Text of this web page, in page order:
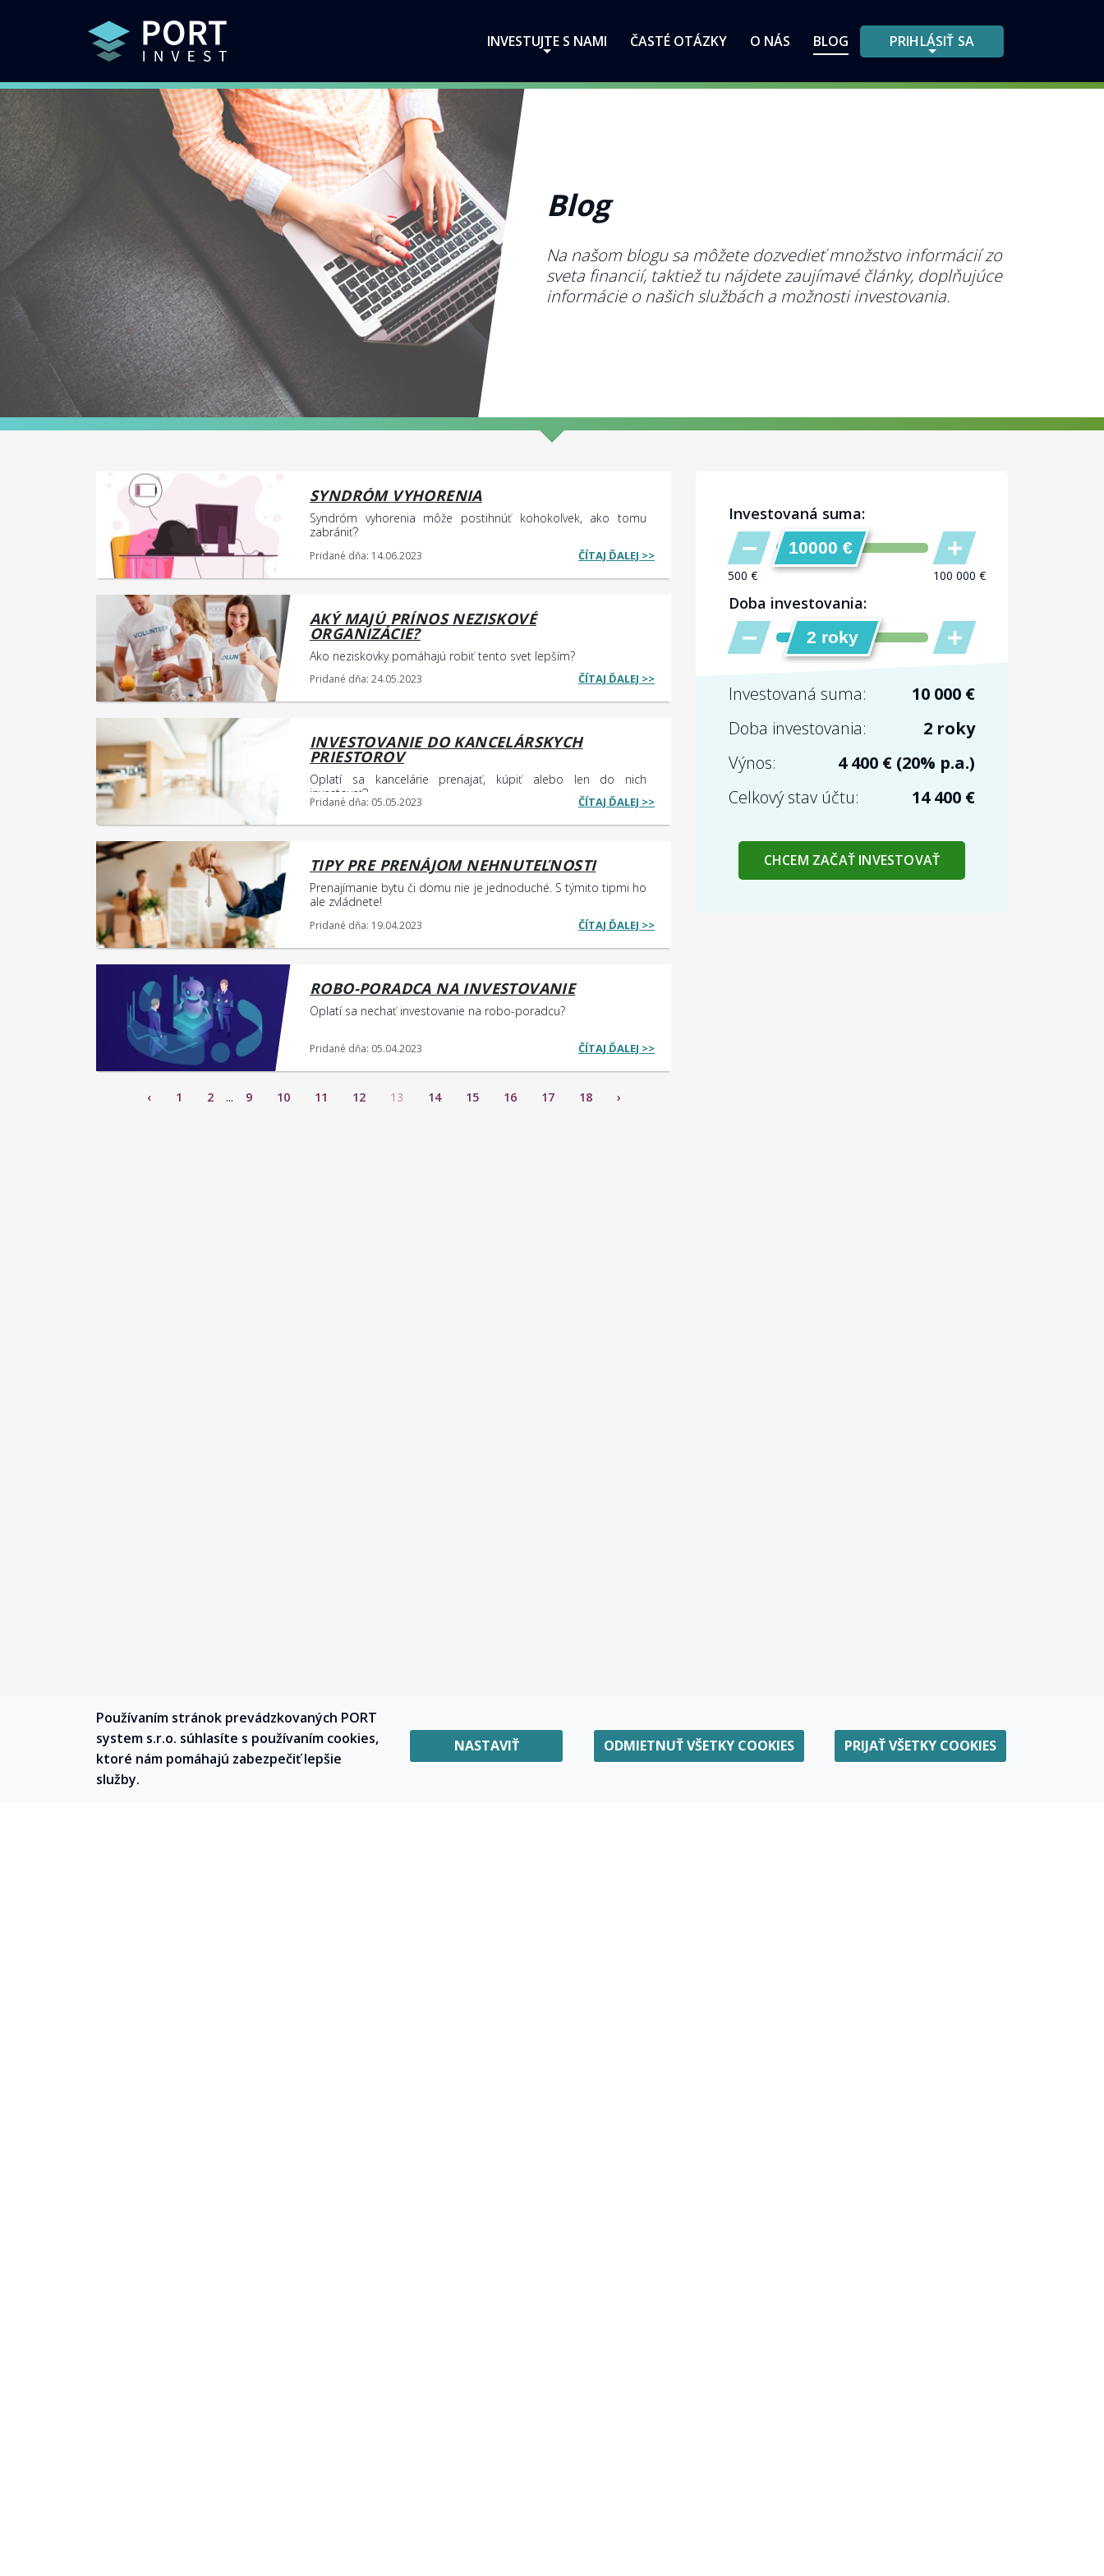
INVESTUJTE S NAMI ČASTÉ OTÁZKY O NÁS BLOG PRIHLÁSIŤ SA
Blog
Na našom blogu sa môžete dozvedieť množstvo informácií zo
sveta financií, taktiež tu nájdete zaujímavé články, doplňujúce
informácie o našich službách a možnosti investovania.
SYNDRÓM VYHORENIA
Syndróm vyhorenia môže postihnúť kohokoľvek, ako tomu
zabrániť?
Pridané dňa: 14.06.2023 ČÍTAJ ĎALEJ >>
AKÝ MAJÚ PRÍNOS NEZISKOVÉ
ORGANIZÁCIE?
Ako neziskovky pomáhajú robiť tento svet lepším?
Pridané dňa: 24.05.2023 ČÍTAJ ĎALEJ >>
INVESTOVANIE DO KANCELÁRSKYCH
PRIESTOROV
Oplatí sa kancelárie prenajať, kúpiť alebo len do nich
investovať?
Pridané dňa: 05.05.2023 ČÍTAJ ĎALEJ >>
TIPY PRE PRENÁJOM NEHNUTEĽNOSTI
Prenajímanie bytu či domu nie je jednoduché. S týmito tipmi ho
ale zvládnete!
Pridané dňa: 19.04.2023 ČÍTAJ ĎALEJ >>
ROBO-PORADCA NA INVESTOVANIE
Oplatí sa nechať investovanie na robo-poradcu?
Pridané dňa: 05.04.2023 ČÍTAJ ĎALEJ >>
‹ 1 2 ... 9 10 11 12 13 14 15 16 17 18 ›
Investovaná suma:
10000 €
Doba investovania:
2 roky
Investovaná suma:
10 000 €
Doba investovania:
2 roky
Výnos:
4 400 € (20% p.a.)
Celkový stav účtu:
14 400 €
CHCEM ZAČAŤ INVESTOVAŤ
Používaním stránok prevádzkovaných PORT
system s.r.o. súhlasíte s používaním cookies,
ktoré nám pomáhajú zabezpečiť lepšie
služby.
NASTAVIŤ ODMIETNUŤ VŠETKY COOKIES PRIJAŤ VŠETKY COOKIES